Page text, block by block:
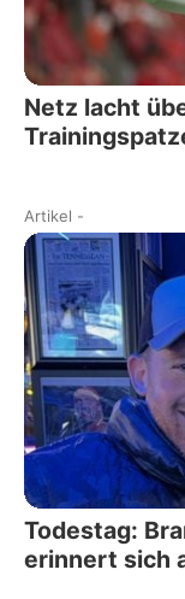
Netz lacht
Artikel -
Todestag:
erinnert sich